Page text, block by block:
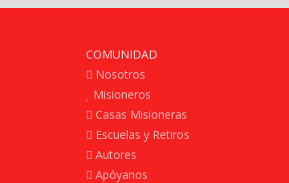
COMUNIDAD
Nosotros
Misioneros
Casas Misioneras
Escuelas y Retiros
Autores
Apóyanos